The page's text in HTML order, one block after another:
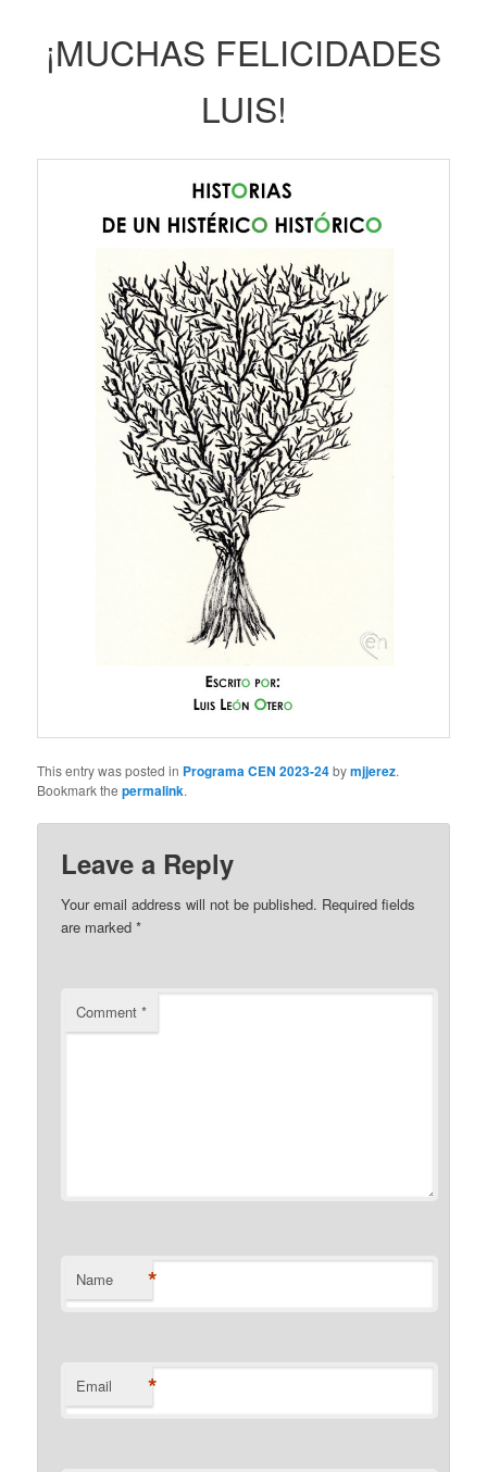
¡MUCHAS FELICIDADES
LUIS!
This entry was posted in Programa CEN 2023-24bymjjerez.
Bookmark thepermalink.
Leave a Reply
Your email address will not be published. Required fields
are marked*
Comment*
Name *
Email *